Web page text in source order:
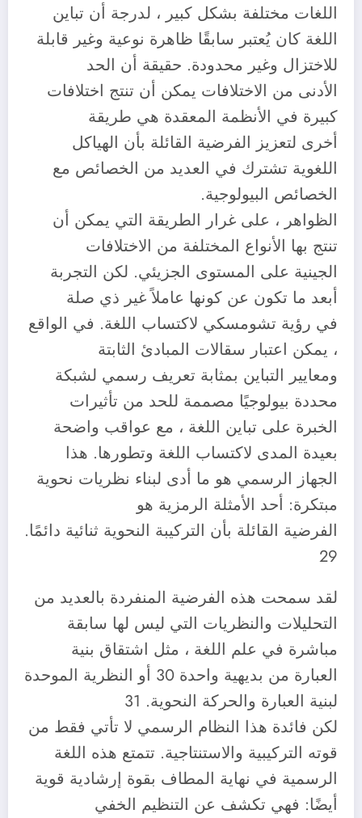
اللغات مختلفة بشكل كبير ، لدرجة أن تباين
اللغة كان يُعتبر سابقًا ظاهرة نوعية وغير قابلة
للاختزال وغير محدودة. حقيقة أن الحد
الأدنى من الاختلافات يمكن أن تنتج اختلافات
كبيرة في الأنظمة المعقدة هي طريقة
أخرى لتعزيز الفرضية القائلة بأن الهياكل
اللغوية تشترك في العديد من الخصائص مع
الخصائص البيولوجية.
الظواهر ، على غرار الطريقة التي يمكن أن
تنتج بها الأنواع المختلفة من الاختلافات
الجينية على المستوى الجزيئي. لكن التجربة
أبعد ما تكون عن كونها عاملاً غير ذي صلة
في رؤية تشومسكي لاكتساب اللغة. في الواقع
، يمكن اعتبار سقالات المبادئ الثابتة
ومعايير التباين بمثابة تعريف رسمي لشبكة
محددة بيولوجيًا مصممة للحد من تأثيرات
الخبرة على تباين اللغة ، مع عواقب واضحة
بعيدة المدى لاكتساب اللغة وتطورها. هذا
الجهاز الرسمي هو ما أدى لبناء نظريات نحوية
مبتكرة: أحد الأمثلة الرمزية هو
الفرضية القائلة بأن التركيبة النحوية ثنائية دائمًا.
29
لقد سمحت هذه الفرضية المنفردة بالعديد من
التحليلات والنظريات التي ليس لها سابقة
مباشرة في علم اللغة ، مثل اشتقاق بنية
العبارة من بديهية واحدة 30 أو النظرية الموحدة
لبنية العبارة والحركة النحوية. 31
لكن فائدة هذا النظام الرسمي لا تأتي فقط من
قوته التركيبية والاستنتاجية. تتمتع هذه اللغة
الرسمية في نهاية المطاف بقوة إرشادية قوية
أيضًا: فهي تكشف عن التنظيم الخفي